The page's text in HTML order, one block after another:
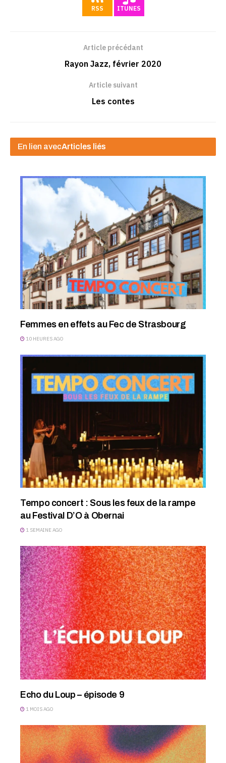
RSS ITUNES
Article précédant
Rayon Jazz, février 2020
Article suivant
Les contes
En lien avecArticles liés
Femmes en effets au Fec de Strasbourg
10 HEURES AGO
Tempo concert : Sous les feux de la rampe
au Festival D’O à Obernai
1 SEMAINE AGO
Echo du Loup – épisode 9
1 MOIS AGO